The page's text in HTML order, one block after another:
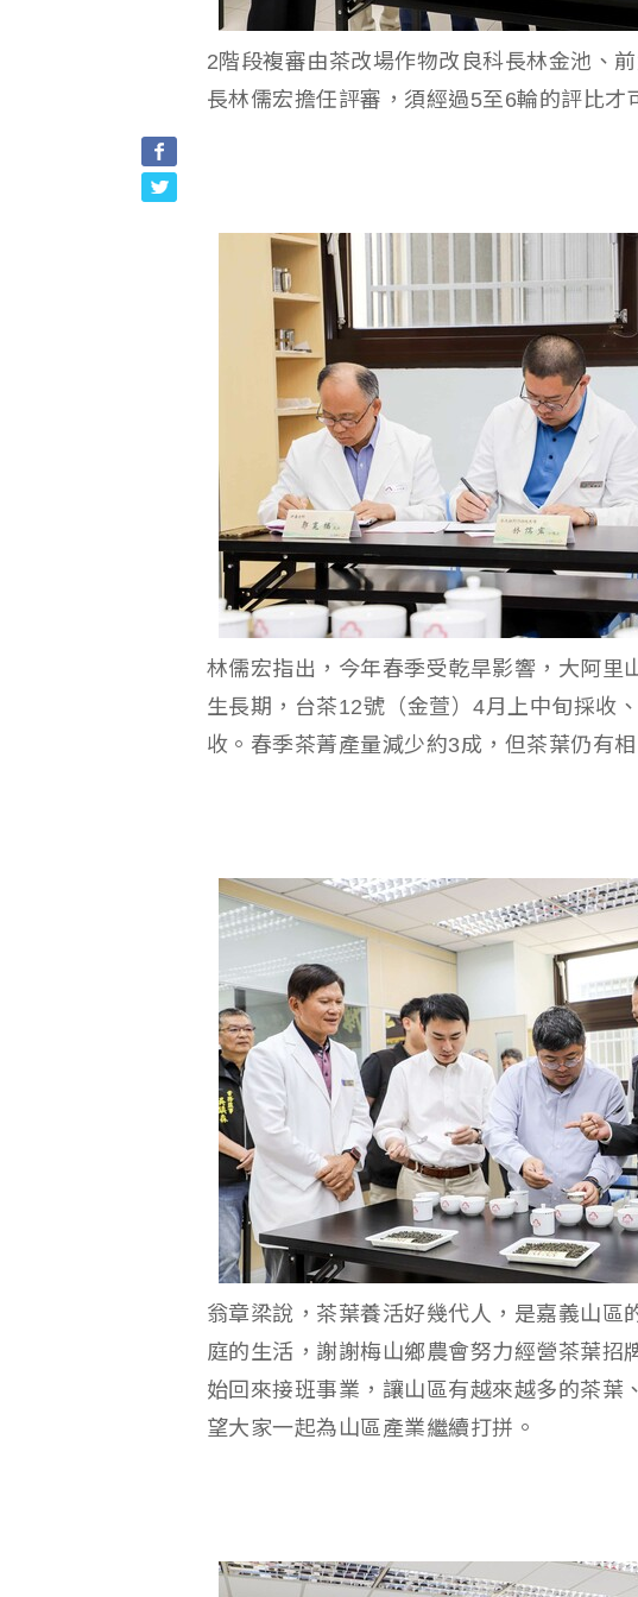
2階段複審由茶改場作物改良科長林金池、
長林儒宏擔任評審，須經過5至6輪的評比才
林儒宏指出，今年春季受乾旱影響，大阿里
生長期，台茶12號（金萱）4月上中旬採收
收。春季茶菁產量減少約3成，但茶葉仍有相
翁章梁說，茶葉養活好幾代人，是嘉義山區
庭的生活，謝謝梅山鄉農會努力經營茶葉招
始回來接班事業，讓山區有越來越多的茶葉
望大家一起為山區產業繼續打拼。